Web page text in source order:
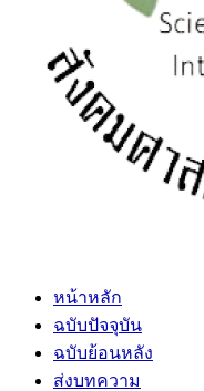
หน้าหลัก
ฉบับปัจจุบัน
ฉบับย้อนหลัง
ส่งบทความ